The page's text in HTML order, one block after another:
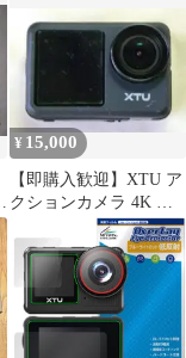
CT9900【4K/60FPS】
4K 20MP解像度 タッチ
パネル式 EIS 6手ブレ
補正 ８倍デジタルズー
ム
¥ 15,000
【即購入歓迎】XTU ア
クションカメラ 4K 防
水ケース付 フルセット
付属品完備